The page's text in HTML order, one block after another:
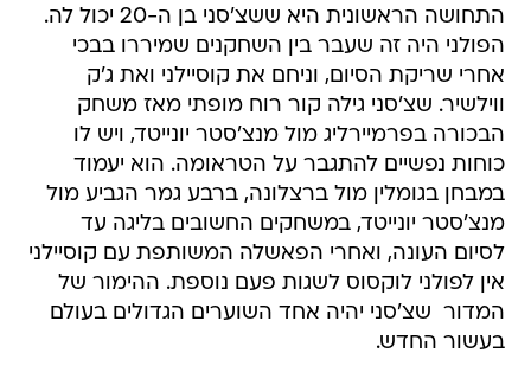
התחושה הראשונית היא ששצ'סני בן ה-20 יכול לה.
הפולני היה זה שעבר בין השחקנים שמיררו בבכי
אחרי שריקת הסיום, וניחם את קוסיילני ואת ג'ק
ווילשיר. שצ'סני גילה קור רוח מופתי מאז משחק
הבכורה בפרמיירליג מול מנצ'סטר יונייטד, ויש לו
כוחות נפשיים להתגבר על הטראומה. הוא יעמוד
במבחן בגומלין מול ברצלונה, ברבע גמר הגביע מול
מנצ'סטר יונייטד, במשחקים החשובים בליגה עד
לסיום העונה, ואחרי הפאשלה המשותפת עם קוסיילני
אין לפולני לוקסוס לשגות פעם נוספת. ההימור של
המדור  שצ'סני יהיה אחד השוערים הגדולים בעולם
בעשור החדש.